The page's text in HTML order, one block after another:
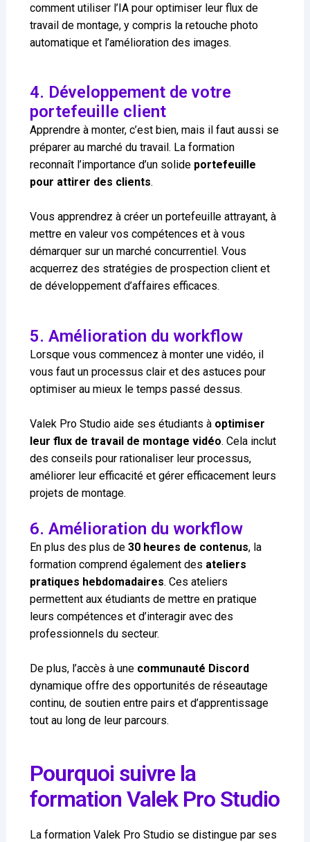
comment utiliser l’IA pour optimiser leur flux de
travail de montage, y compris la retouche photo
automatique et l’amélioration des images.
4. Développement de votre
portefeuille client
Apprendre à monter, c’est bien, mais il faut aussi se
préparer au marché du travail. La formation
reconnaît l’importance d’un solide portefeuille
pour attirer des clients.
Vous apprendrez à créer un portefeuille attrayant, à
mettre en valeur vos compétences et à vous
démarquer sur un marché concurrentiel. Vous
acquerrez des stratégies de prospection client et
de développement d’affaires efficaces.
5. Amélioration du workflow
Lorsque vous commencez à monter une vidéo, il
vous faut un processus clair et des astuces pour
optimiser au mieux le temps passé dessus.
Valek Pro Studio aide ses étudiants à optimiser
leur flux de travail de montage vidéo. Cela inclut
des conseils pour rationaliser leur processus,
améliorer leur efficacité et gérer efficacement leurs
projets de montage.
6. Amélioration du workflow
En plus des plus de 30 heures de contenus, la
formation comprend également des ateliers
pratiques hebdomadaires. Ces ateliers
permettent aux étudiants de mettre en pratique
leurs compétences et d’interagir avec des
professionnels du secteur.
De plus, l’accès à une communauté Discord
dynamique offre des opportunités de réseautage
continu, de soutien entre pairs et d’apprentissage
tout au long de leur parcours.
Pourquoi suivre la
formation Valek Pro Studio
La formation Valek Pro Studio se distingue par ses